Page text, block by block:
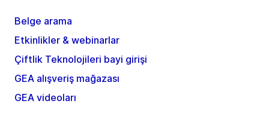
Belge arama
Etkinlikler & webinarlar
Çiftlik Teknolojileri bayi girişi
GEA alışveriş mağazası
GEA videoları